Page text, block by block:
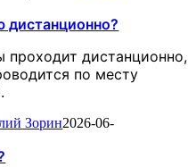
дистанционно,
по месту
Зорин2026-06-